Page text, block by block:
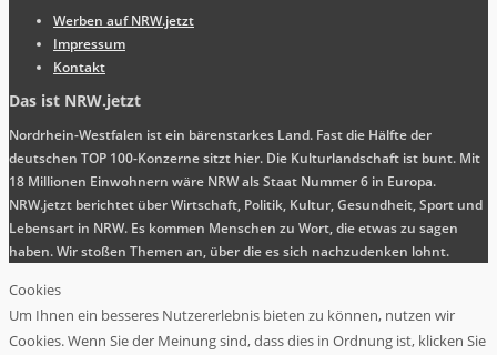
Werben auf NRW.jetzt
Impressum
Kontakt
Das ist NRW.jetzt
Nordrhein-Westfalen ist ein bärenstarkes Land. Fast die Hälfte der
deutschen TOP 100-Konzerne sitzt hier. Die Kulturlandschaft ist bunt. Mit
18 Millionen Einwohnern wäre NRW als Staat Nummer 6 in Europa.
NRW.jetzt berichtet über Wirtschaft, Politik, Kultur, Gesundheit, Sport und
Lebensart in NRW. Es kommen Menschen zu Wort, die etwas zu sagen
haben. Wir stoßen Themen an, über die es sich nachzudenken lohnt.
Cookies
Um Ihnen ein besseres Nutzererlebnis bieten zu können, nutzen wir
Cookies. Wenn Sie der Meinung sind, dass dies in Ordnung ist, klicken Sie